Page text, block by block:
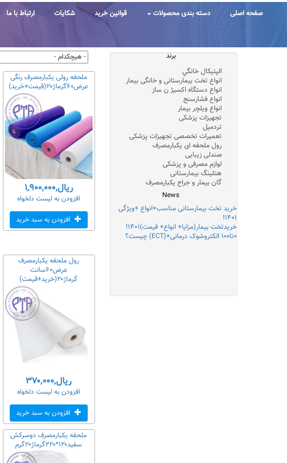
رفتن
صفحه اصلی دسته بندی محصولات قوانین خرید شکایات ارتباط با ما
ملحفه رولی یکبارمصرف رنگی
عرض۶۰گرماژ۲۰(قیمت+خرید)
ریال,۱,۹۰۰,۰۰۰
افزودن به لیست دلخواه
افزودن به سبد خرید
رول ملحفه یکبارمصرف
عرض۶۰سانت
گرماژ۲۰(خرید+قیمت)
ریال,۳۷۰,۰۰۰
افزودن به لیست دلخواه
افزودن به سبد خرید
ملحفه یکبارمصرف دوسرکش
سفید۱۲۰*۲۲۰گرماژ۲۰گرم
برند
الپتيکال خانگي
انواع تخت بیمارستانی و خانگی بیمار
انواع دستگاه اکسیژ ن ساز
انواع فشارسنج
انواع ویلچر بیمار
تجهیزات پزشکی
تردمیل
تعمیرات تخصصی تجهیزات پزشکی
رول ملحفه ای یکبارمصرف
صندلی زیبایی
لوازم مصرفی و پزشکی
هتلینگ بیمارستانی
گان بیمار و جراح یکبارمصرف
News
خرید تخت بیمارستانی مناسب+انواع +ویژگی
۱۴۰۱!
خریدتخت بیمار(مزایا+ انواع+ قیمت)۱۴۰۱!
۰تا۱۰۰ الکتروشوک درمانی+(ECT) چیست؟